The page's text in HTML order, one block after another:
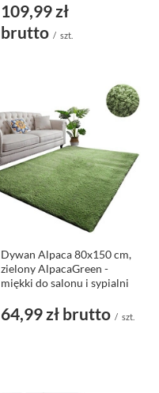
109,99 zł
brutto / szt.
Dywan Alpaca 80x150 cm,
zielony AlpacaGreen -
miękki do salonu i sypialni
64,99 zł brutto / szt.